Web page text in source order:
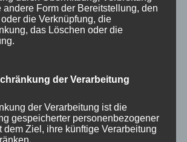
andere Form der Bereitstellung, den
die Verknüpfung, die
das Löschen oder die
der Verarbeitung
der Verarbeitung ist die
gespeicherter personenbezogener
dem Ziel, ihre künftige Verarbeitung